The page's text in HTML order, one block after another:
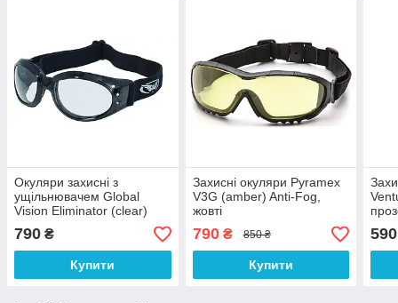
Окуляри захисні з
ущільнювачем Global
Vision Eliminator (clear)
Anti-Fog, прозорі
790 ₴
Купити
Захисні окуляри Pyramex
V3G (amber) Anti-Fog,
жовті
790₴ 850 ₴
Купити
590